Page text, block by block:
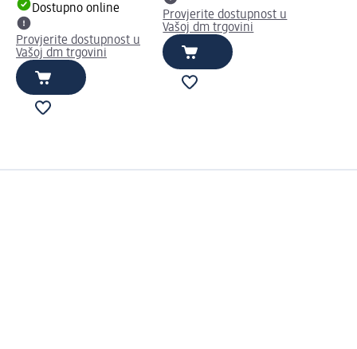
Dostupno online
Provjerite dostupnost u
Vašoj dm trgovini
Provjerite dostupnost u
Vašoj dm trgovini